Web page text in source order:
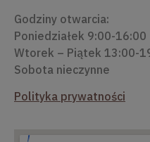
Godziny otwarcia:
Poniedziałek 9:00-16:00
Wtorek – Piątek 13:00-
Sobota nieczynne
Polityka prywatności